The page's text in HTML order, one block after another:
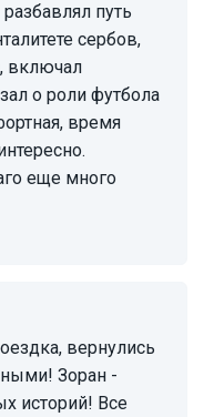
путь
сербов,
включал
о роли футбола
время
еще много
Зоран -
историй! Все